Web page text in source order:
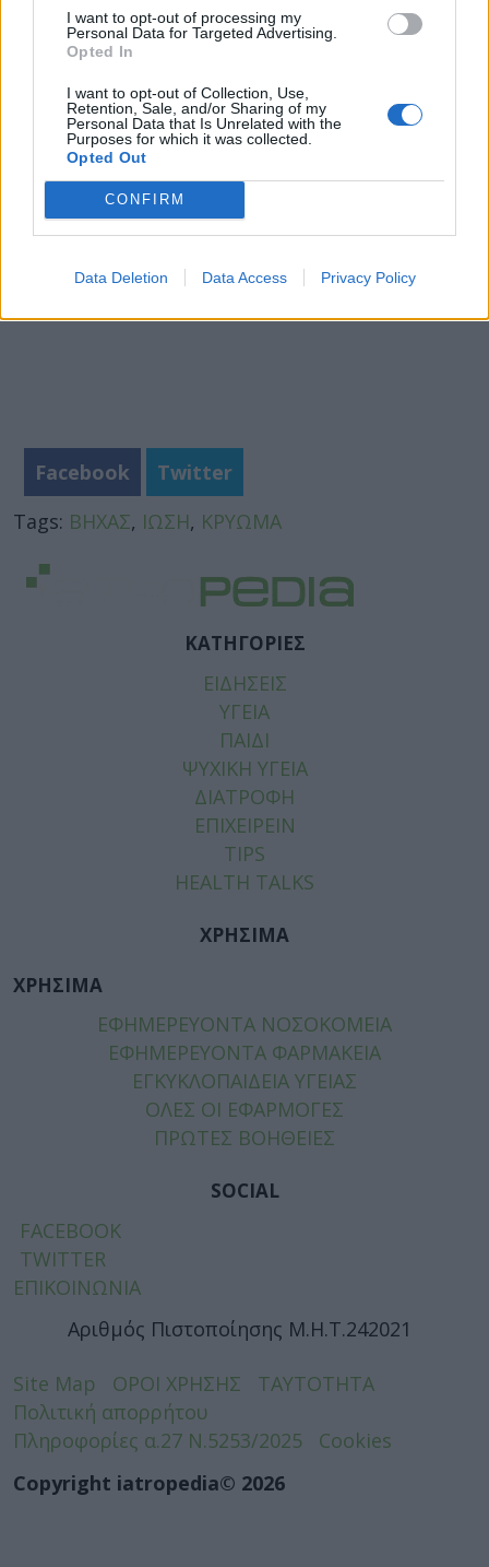
I want to opt-out of processing my
Personal Data for Targeted Advertising.
Opted In
I want to opt-out of Collection, Use,
Retention, Sale, and/or Sharing of my
Personal Data that Is Unrelated with the
Purposes for which it was collected.
Opted Out
CONFIRM
Data Deletion Data Access Privacy Policy
υπάρχει υψηλός πυρετός,
παρατηρείται αίμα στα πτύελα,
την καθημερινότητα.
Φωτογραφία iStock
Facebook
Twitter
Tags: ΒΗΧΑΣ, ΙΩΣΗ, ΚΡΥΩΜΑ
ΚΑΤΗΓΟΡΙΕΣ
ΕΙΔΗΣΕΙΣ
ΥΓΕΙΑ
ΠΑΙΔΙ
ΨΥΧΙΚΗ ΥΓΕΙΑ
ΔΙΑΤΡΟΦΗ
ΕΠΙΧΕΙΡΕΙΝ
TIPS
HEALTH TALKS
ΧΡΗΣΙΜΑ
ΧΡΗΣΙΜΑ
ΕΦΗΜΕΡΕΥΟΝΤΑ ΝΟΣΟΚΟΜΕΙΑ
ΕΦΗΜΕΡΕΥΟΝΤΑ ΦΑΡΜΑΚΕΙΑ
ΕΓΚΥΚΛΟΠΑΙΔΕΙΑ ΥΓΕΙΑΣ
ΟΛΕΣ ΟΙ ΕΦΑΡΜΟΓΕΣ
ΠΡΩΤΕΣ ΒΟΗΘΕΙΕΣ
SOCIAL
FACEBOOK
TWITTER
ΕΠΙΚΟΙΝΩΝΙΑ
Αριθμός Πιστοποίησης Μ.Η.Τ.242021
Site Map ΟΡΟΙ ΧΡΗΣΗΣ
ΤΑΥΤΟΤΗΤΑ
Πολιτική απορρήτου
Πληροφορίες α.27 Ν.5253/2025
Cookies
Copyright iatropedia© 2026